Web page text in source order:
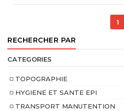
1
RECHERCHER PAR
CATEGORIES
TOPOGRAPHIE
HYGIENE ET SANTE EPI
TRANSPORT MANUTENTION